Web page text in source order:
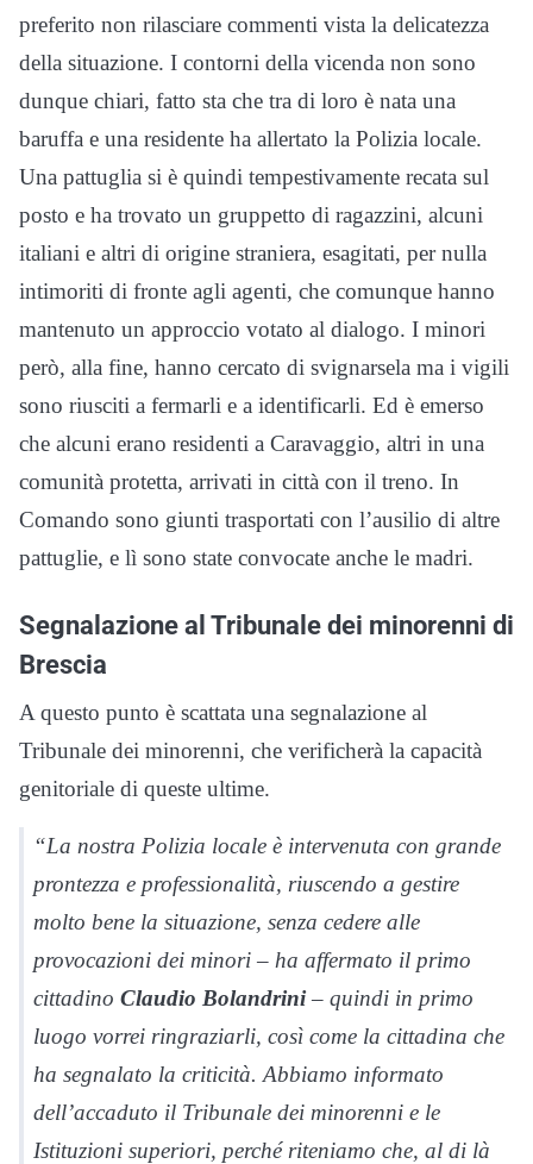
preferito non rilasciare commenti vista la delicatezza
della situazione. I contorni della vicenda non sono
dunque chiari, fatto sta che tra di loro è nata una
baruffa e una residente ha allertato la Polizia locale.
Una pattuglia si è quindi tempestivamente recata sul
posto e ha trovato un gruppetto di ragazzini, alcuni
italiani e altri di origine straniera, esagitati, per nulla
intimoriti di fronte agli agenti, che comunque hanno
mantenuto un approccio votato al dialogo. I minori
però, alla fine, hanno cercato di svignarsela ma i vigili
sono riusciti a fermarli e a identificarli. Ed è emerso
che alcuni erano residenti a Caravaggio, altri in una
comunità protetta, arrivati in città con il treno. In
Comando sono giunti trasportati con l’ausilio di altre
pattuglie, e lì sono state convocate anche le madri.
Segnalazione al Tribunale dei minorenni di
Brescia
A questo punto è scattata una segnalazione al
Tribunale dei minorenni, che verificherà la capacità
genitoriale di queste ultime.
“La nostra Polizia locale è intervenuta con grande
prontezza e professionalità, riuscendo a gestire
molto bene la situazione, senza cedere alle
provocazioni dei minori – ha affermato il primo
cittadino Claudio Bolandrini– quindi in primo
luogo vorrei ringraziarli, così come la cittadina che
ha segnalato la criticità. Abbiamo informato
dell’accaduto il Tribunale dei minorenni e le
Istituzioni superiori, perché riteniamo che, al di là